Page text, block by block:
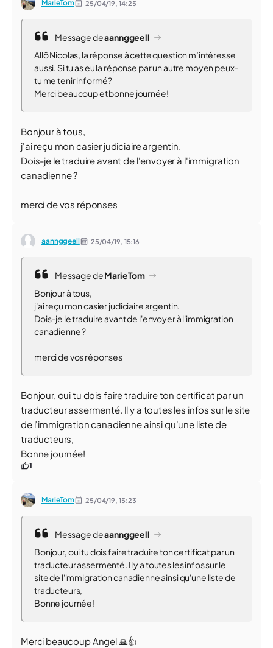
MarieTom 25/04/19, 14:25
Message deaannggeell
Allô Nicolas, la réponse à cette question m’intéresse
aussi. Si tu as eu la réponse par un autre moyen peux-
tu me tenir informé?
Merci beaucoup et bonne journée!
Bonjour à tous,
j'ai reçu mon casier judiciaire argentin.
Dois-je le traduire avant de l'envoyer à l'immigration
canadienne ?
merci de vos réponses
aannggeell 25/04/19, 15:16
Message deMarieTom
Bonjour à tous,
j'ai reçu mon casier judiciaire argentin.
Dois-je le traduire avant de l'envoyer à l'immigration
canadienne ?
merci de vos réponses
Bonjour, oui tu dois faire traduire ton certificat par un
traducteur assermenté. Il y a toutes les infos sur le site
de l'immigration canadienne ainsi qu'une liste de
traducteurs,
Bonne journée!
1
MarieTom 25/04/19, 15:23
Message deaannggeell
Bonjour, oui tu dois faire traduire ton certificat par un
traducteur assermenté. Il y a toutes les infos sur le
site de l'immigration canadienne ainsi qu'une liste de
traducteurs,
Bonne journée!
Merci beaucoup Angel ️🙏👍